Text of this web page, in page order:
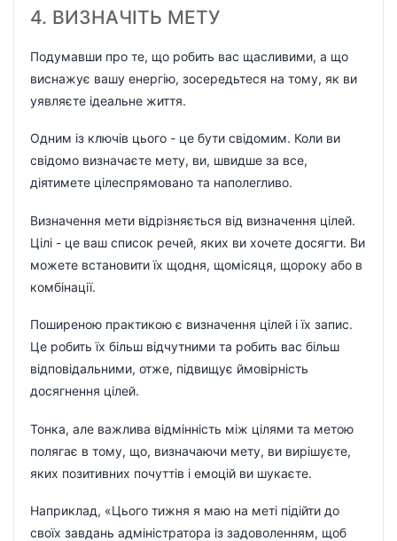
4. ВИЗНАЧІТЬ МЕТУ
Подумавши про те, що робить вас щасливими, а що
виснажує вашу енергію, зосередьтеся на тому, як ви
уявляєте ідеальне життя.
Одним із ключів цього - це бути свідомим. Коли ви
свідомо визначаєте мету, ви, швидше за все,
діятимете цілеспрямовано та наполегливо.
Визначення мети відрізняється від визначення цілей.
Цілі - це ваш список речей, яких ви хочете досягти. Ви
можете встановити їх щодня, щомісяця, щороку або в
комбінації.
Поширеною практикою є визначення цілей і їх запис.
Це робить їх більш відчутними та робить вас більш
відповідальними, отже, підвищує ймовірність
досягнення цілей.
Тонка, але важлива відмінність між цілями та метою
полягає в тому, що, визначаючи мету, ви вирішуєте,
яких позитивних почуттів і емоцій ви шукаєте.
Наприклад, «Цього тижня я маю на меті підійти до
своїх завдань адміністратора із задоволенням, щоб